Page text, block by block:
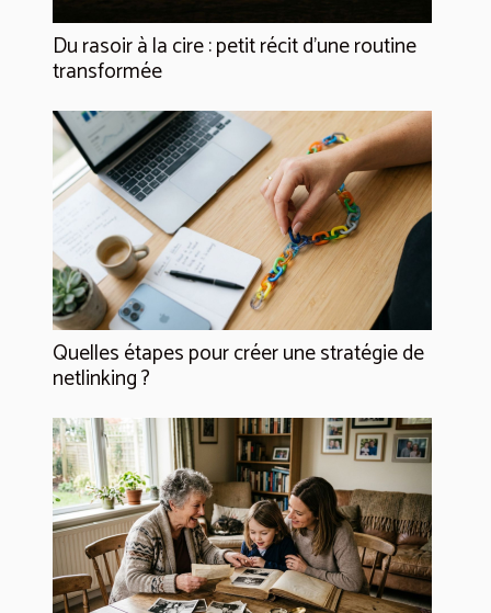
Du rasoir à la cire : petit récit d’une routine
transformée
Quelles étapes pour créer une stratégie de
netlinking ?